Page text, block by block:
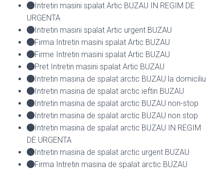
Intretin masini spalat Artic BUZAU IN REGIM DE
URGENTA
Intretin masini spalat Artic urgent BUZAU
Firma Intretin masini spalat Artic BUZAU
Firme Intretin masini spalat Artic BUZAU
Pret Intretin masini spalat Artic BUZAU
Intretin masina de spalat arctic BUZAU la domiciliu
Intretin masina de spalat arctic ieftin BUZAU
Intretin masina de spalat arctic BUZAU non-stop
Intretin masina de spalat arctic BUZAU non stop
Intretin masina de spalat arctic BUZAU IN REGIM
DE URGENTA
Intretin masina de spalat arctic urgent BUZAU
Firma Intretin masina de spalat arctic BUZAU